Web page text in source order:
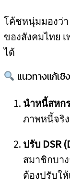
โค้ชหนุ่มมองว่
ของสังคมไทย
ได้
แนวทางแก้เชิ
นำหนี้สหก
ภาพหนี้จริ
ปรับ DSR
สมาชิกบา
ต้องปรับใ